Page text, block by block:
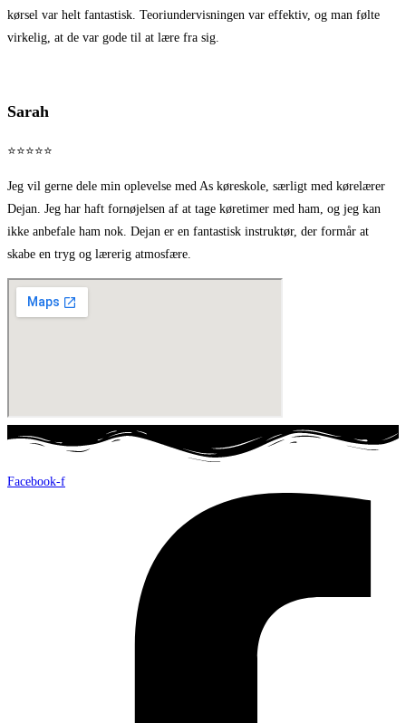
kørsel var helt fantastisk. Teoriundervisningen var effektiv, og man følte
virkelig, at de var gode til at lære fra sig.
Sarah
⭐⭐⭐⭐⭐
Jeg vil gerne dele min oplevelse med As køreskole, særligt med kørelærer
Dejan. Jeg har haft fornøjelsen af at tage køretimer med ham, og jeg kan
ikke anbefale ham nok. Dejan er en fantastisk instruktør, der formår at
skabe en tryg og lærerig atmosfære.
Facebook-f